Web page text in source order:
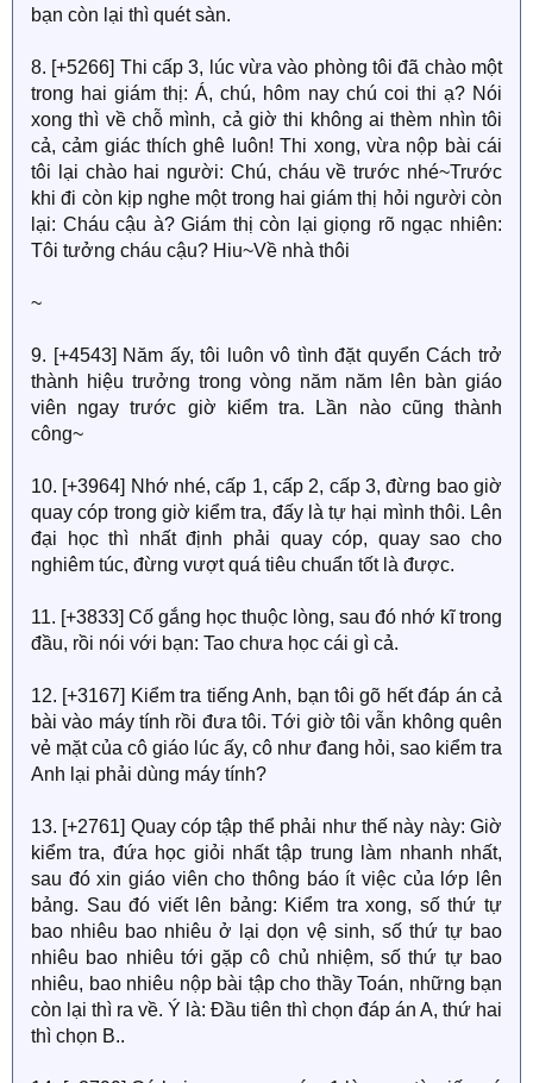
bạn còn lại thì quét sàn.
8. [+5266] Thi cấp 3, lúc vừa vào phòng tôi đã chào một
trong hai giám thị: Á, chú, hôm nay chú coi thi ạ? Nói
xong thì về chỗ mình, cả giờ thi không ai thèm nhìn tôi
cả, cảm giác thích ghê luôn! Thi xong, vừa nộp bài cái
tôi lại chào hai người: Chú, cháu về trước nhé~Trước
khi đi còn kịp nghe một trong hai giám thị hỏi người còn
lại: Cháu cậu à? Giám thị còn lại giọng rõ ngạc nhiên:
Tôi tưởng cháu cậu? Hiu~Về nhà thôi
~
9. [+4543] Năm ấy, tôi luôn vô tình đặt quyển Cách trở
thành hiệu trưởng trong vòng năm năm lên bàn giáo
viên ngay trước giờ kiểm tra. Lần nào cũng thành
công~
10. [+3964] Nhớ nhé, cấp 1, cấp 2, cấp 3, đừng bao giờ
quay cóp trong giờ kiểm tra, đấy là tự hại mình thôi. Lên
đại học thì nhất định phải quay cóp, quay sao cho
nghiêm túc, đừng vượt quá tiêu chuẩn tốt là được.
11. [+3833] Cố gắng học thuộc lòng, sau đó nhớ kĩ trong
đầu, rồi nói với bạn: Tao chưa học cái gì cả.
12. [+3167] Kiểm tra tiếng Anh, bạn tôi gõ hết đáp án cả
bài vào máy tính rồi đưa tôi. Tới giờ tôi vẫn không quên
vẻ mặt của cô giáo lúc ấy, cô như đang hỏi, sao kiểm tra
Anh lại phải dùng máy tính?
13. [+2761] Quay cóp tập thể phải như thế này này: Giờ
kiểm tra, đứa học giỏi nhất tập trung làm nhanh nhất,
sau đó xin giáo viên cho thông báo ít việc của lớp lên
bảng. Sau đó viết lên bảng: Kiểm tra xong, số thứ tự
bao nhiêu bao nhiêu ở lại dọn vệ sinh, số thứ tự bao
nhiêu bao nhiêu tới gặp cô chủ nhiệm, số thứ tự bao
nhiêu, bao nhiêu nộp bài tập cho thầy Toán, những bạn
còn lại thì ra về. Ý là: Đầu tiên thì chọn đáp án A, thứ hai
thì chọn B..